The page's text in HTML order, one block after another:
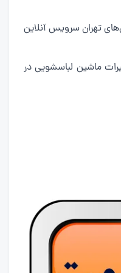
تهران سرویس آنلاین
ماشین لباسشویی در